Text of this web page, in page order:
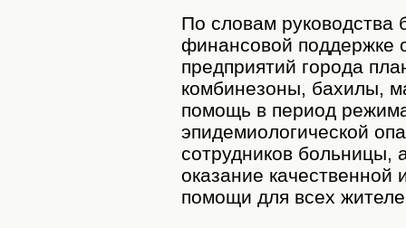
По словам руководства
финансовой поддержке
предприятий города
комбинезоны, бахилы,
помощь в период
эпидемиологической
сотрудников больницы,
оказание
помощи для всех